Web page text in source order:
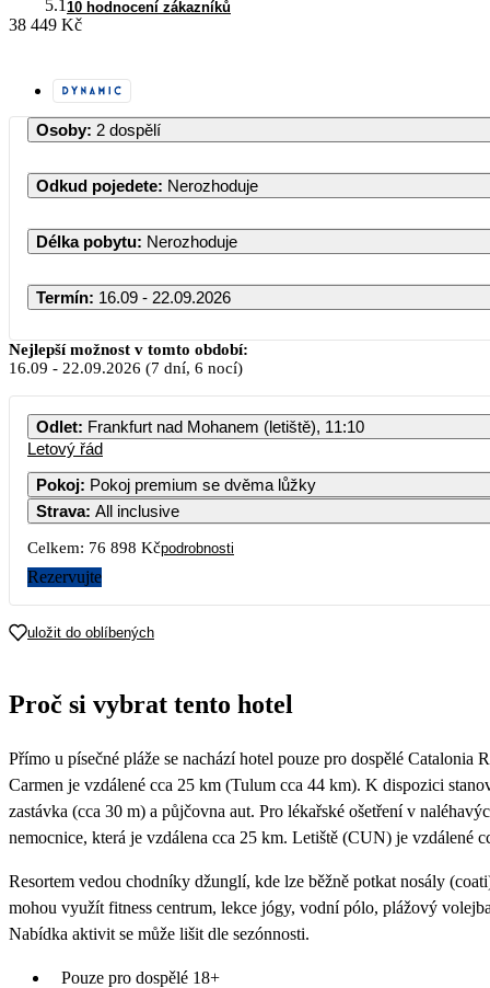
5.1 10 hodnocení zákazníků
38 449 Kč
Osoby: 2 dospělí
Odkud pojedete: Nerozhoduje
Délka pobytu: Nerozhoduje
Termín: 16.09 - 22.09.2026
Září 2026
PO ÚT ST ČT PÁ
57 269 41 389 46 829 49 749
39 909 51 239
Nejlepší možnost v tomto období:
16.09 - 22.09.2026 (7 dní, 6 nocí)
Odlet: Frankfurt nad Mohanem (letiště), 11:10
Letový řád
Pokoj: Pokoj premium se dvěma lůžky
Strava: All inclusive
Celkem: 76 898 Kčpodrobnosti
Rezervujte
uložit do oblíbených
Proč si vybrat tento hotel
Přímo u písečné pláže se nachází hotel pouze pro dospělé Catalonia
Carmen je vzdálené cca 25 km (Tulum cca 44 km). K dispozici
zastávka (cca 30 m) a půjčovna aut. Pro lékařské ošetření v
nemocnice, která je vzdálena cca 25 km. Letiště (CUN) je vzdálené
Resortem vedou chodníky džunglí, kde lze běžně potkat nosály
mohou využít fitness centrum, lekce jógy, vodní pólo, plážový
Nabídka aktivit se může lišit dle sezónnosti.
Pouze pro dospělé 18+